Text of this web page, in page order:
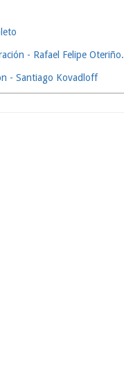
- Rafael Felipe Oteriño.
- Santiago Kovadloff